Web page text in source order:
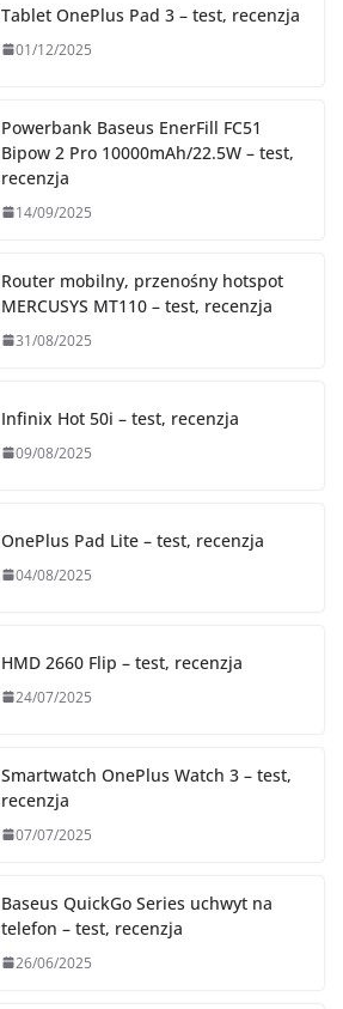
Tablet OnePlus Pad 3 – test, recenzja
01/12/2025
Powerbank Baseus EnerFill FC51
Bipow 2 Pro 10000mAh/22.5W – test,
recenzja
14/09/2025
Router mobilny, przenośny hotspot
MERCUSYS MT110 – test, recenzja
31/08/2025
Infinix Hot 50i – test, recenzja
09/08/2025
OnePlus Pad Lite – test, recenzja
04/08/2025
HMD 2660 Flip – test, recenzja
24/07/2025
Smartwatch OnePlus Watch 3 – test,
recenzja
07/07/2025
Baseus QuickGo Series uchwyt na
telefon – test, recenzja
26/06/2025